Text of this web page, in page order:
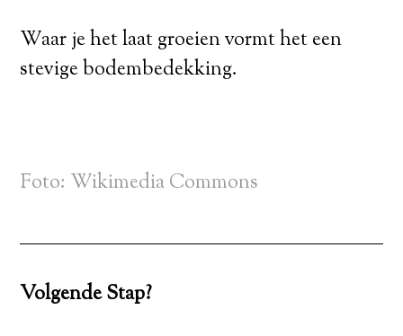
Waar je het laat groeien vormt het een
stevige bodembedekking.
Foto: Wikimedia Commons
Volgende Stap?